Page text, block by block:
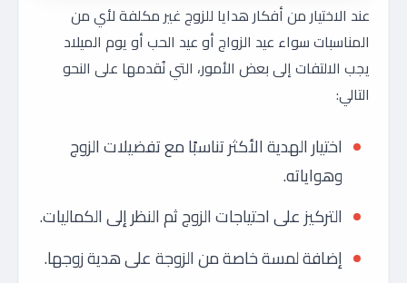
عند الاختيار من أفكار هدايا للزوج غير مكلفة لأي من
المناسبات سواء عيد الزواج أو عيد الحب أو يوم الميلاد
يجب الالتفات إلى بعض الأمور، التي نُقدمها على النحو
التالي:
اختيار الهدية الأكثر تناسبًا مع تفضيلات الزوج
وهواياته.
التركيز على احتياجات الزوج ثم النظر إلى الكماليات.
إضافة لمسة خاصة من الزوجة على هدية زوجها.